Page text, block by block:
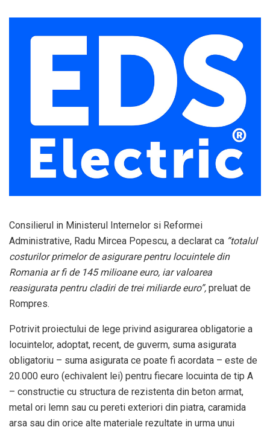
Consilierul in Ministerul Internelor si Reformei
Administrative, Radu Mircea Popescu, a declarat ca ”totalul
costurilor primelor de asigurare pentru locuintele din
Romania ar fi de 145 milioane euro, iar valoarea
reasigurata pentru cladiri de trei miliarde euro”, preluat de
Rompres.
Potrivit proiectului de lege privind asigurarea obligatorie a
locuintelor, adoptat, recent, de guverm, suma asigurata
obligatoriu – suma asigurata ce poate fi acordata – este de
20.000 euro (echivalent lei) pentru fiecare locuinta de tip A
– constructie cu structura de rezistenta din beton armat,
metal ori lemn sau cu pereti exteriori din piatra, caramida
arsa sau din orice alte materiale rezultate in urma unui